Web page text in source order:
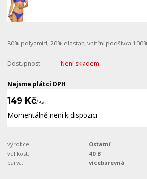
80% polyamid, 20% elastan, vnitřní podšívka
Dostupnost Není skladem
Nejsme plátci DPH
149 Kč/ks
Momentálně není k dispozici
výrobce:
Ostatní
velikost:
40 B
barva:
vícebarevná